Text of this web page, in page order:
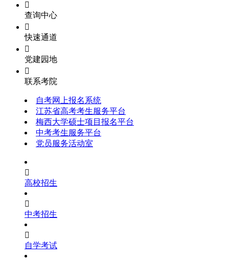

查询中心

快速通道

党建园地

联系考院
自考网上报名系统
江苏省高考考生服务平台
梅西大学硕士项目报名平台
中考考生服务平台
党员服务活动室

高校招生

中考招生

自学考试